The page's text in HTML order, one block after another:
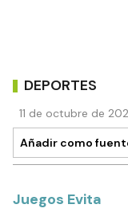
DEPORTES
11 de octubre de
Añadir como
Juegos Evita